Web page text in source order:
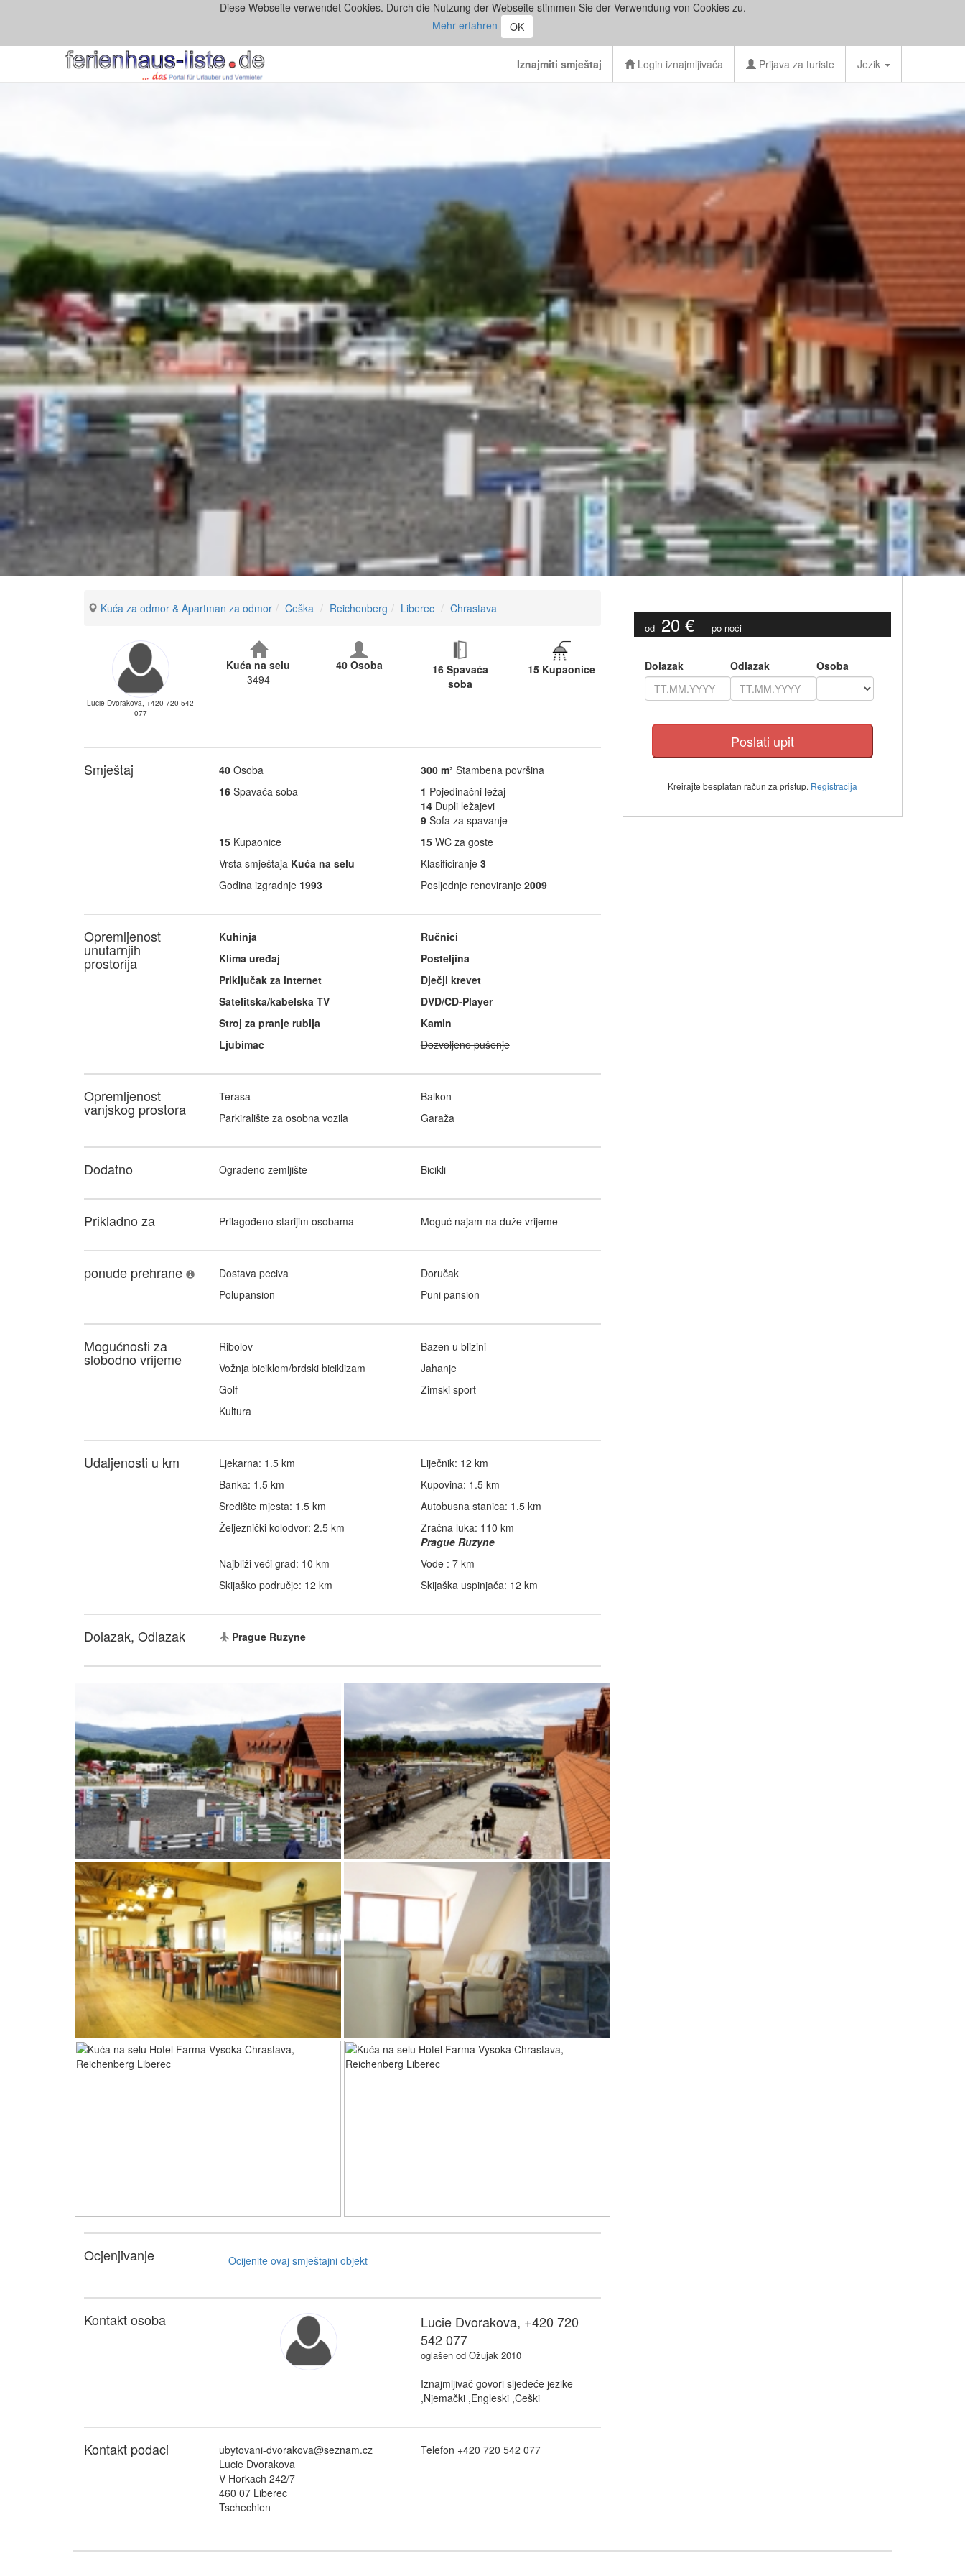
Diese Webseite verwendet Cookies. Durch die Nutzung der Webseite stimmen Sie der Verwendung von Cookies zu.
Mehr erfahren
OK
Iznajmiti smještaj Login iznajmljivača Prijava za turiste Jezik
od 20 € po noći
Dolazak Odlazak Osoba
Kreirajte besplatan račun za pristup. Registracija
Kuća za odmor & Apartman za odmor Ceška Reichenberg Liberec Chrastava
Lucie Dvorakova, +420 720 542
077
Kuća na selu
3494
40 Osoba
16 Spavaća
soba
15 Kupaonice
Smještaj 40Osoba 300 m²Stambena površina
16Spavaća soba 1 Pojedinačni ležaj
14Dupli ležajevi
9Sofa za spavanje
15Kupaonice 15WC za goste
Vrsta smještaja Kuća na selu Klasificiranje 3
Godina izgradnje 1993 Posljednje renoviranje 2009
Opremljenost
unutarnjih
prostorija
Kuhinja
Ručnici
Klima uređaj
Posteljina
Priključak za internet
Dječji krevet
Satelitska/kabelska TV
DVD/CD-Player
Stroj za pranje rublja
Kamin
Ljubimac
Dozvoljeno pušenje
Opremljenost
vanjskog prostora
Terasa
Balkon
Parkiralište za osobna vozila
Garaža
Dodatno Ograđeno zemljište Bicikli
Prikladno za Prilagođeno starijim osobama Moguć najam na duže vrijeme
ponude prehrane Dostava peciva
Doručak
Polupansion
Puni pansion
Mogućnosti za
slobodno vrijeme
Ribolov
Bazen u blizini
Vožnja biciklom/brdski biciklizam
Jahanje
Golf
Zimski sport
Kultura
Udaljenosti u km Ljekarna: 1.5 km
Liječnik: 12 km
Banka: 1.5 km
Kupovina: 1.5 km
Središte mjesta: 1.5 km
Autobusna stanica: 1.5 km
Željeznički kolodvor: 2.5 km
Zračna luka: 110 km
Prague Ruzyne
Najbliži veći grad: 10 km
Vode : 7 km
Skijaško područje: 12 km
Skijaška uspinjača: 12 km
Dolazak, Odlazak Prague Ruzyne
Ocjenjivanje
Kontakt osoba
Lucie Dvorakova, +420 720
542 077
oglašen od Ožujak 2010
Iznajmljivač govori sljedeće jezike
,Njemački ,Engleski ,Češki
Kontakt podaci
ubytovani-dvorakova@seznam.cz
Lucie Dvorakova
V Horkach 242/7
460 07 Liberec
Tschechien
Telefon +420 720 542 077